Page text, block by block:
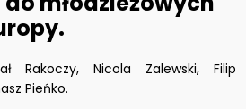
Rakoczy, Nicola Zalewski, Filip
Pieńko.